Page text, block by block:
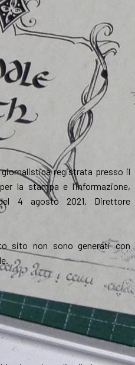
registrata presso il
la stampa e l’informazione,
4 agosto 2021. Direttore
sito non sono generati con